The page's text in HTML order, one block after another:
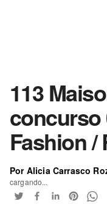
113
concurso
Fashion /
Por Alicia Carrasco
cargando...